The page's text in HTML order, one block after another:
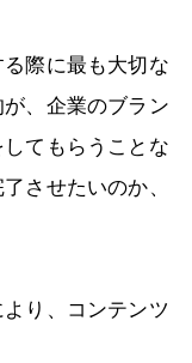
際に最も大切な
、企業のブラン
てもらうことな
させたいのか、
り、コンテンツ